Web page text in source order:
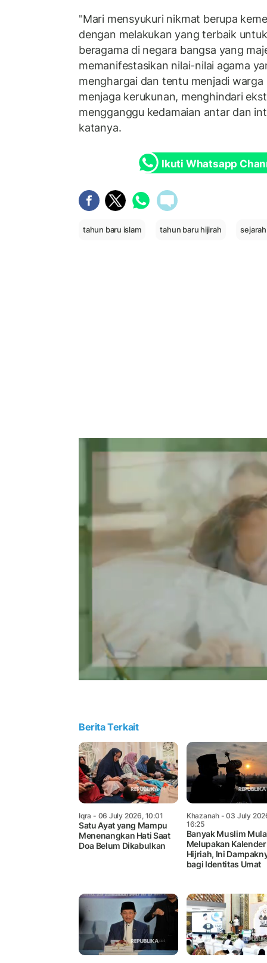
"Mari mensyukuri nikmat berupa
dengan melakukan yang terbaik
beragama di negara bangsa yang
memanifestasikan nilai-nilai agama
menghargai dan tentu menjadi
menjaga kerukunan, menghindari
mengganggu kedamaian antar dan
katanya.
Ikuti Whatsapp
tahun baru islam tahun baru hijirah
Berita Terkait
Iqra - 06 July 2026, 10:01
Satu Ayat yang Mampu
Menenangkan Hati Saat
Doa Belum Dikabulkan
Khazanah - 03 July
16:25
Banyak Muslim
Melupakan Kalender
Hijriah, Ini
bagi Identitas Umat